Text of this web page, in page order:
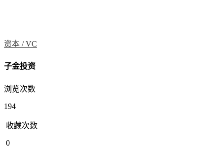
资本 /VC
子金投资
浏览次数
194
收藏次数
0